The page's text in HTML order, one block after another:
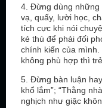
4. Đừng dùng những
vạ, quấy, lười học,
tích cực khi nói
kẻ thù để phải đối
chính kiến của
không phù hợp thì
5. Đừng bàn luận
khổ lắm”; “Thằng
nghịch như giặc